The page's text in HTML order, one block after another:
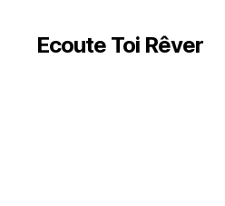
Ecoute Toi Rêver